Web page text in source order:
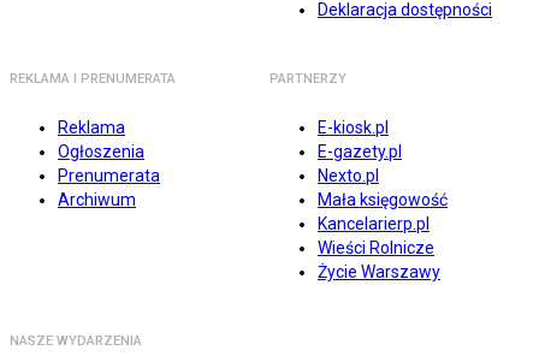
Deklaracja dostępności
REKLAMA I PRENUMERATA
Reklama
Ogłoszenia
Prenumerata
Archiwum
PARTNERZY
E-kiosk.pl
E-gazety.pl
Nexto.pl
Mała księgowość
Kancelarierp.pl
Wieści Rolnicze
Życie Warszawy
NASZE WYDARZENIA